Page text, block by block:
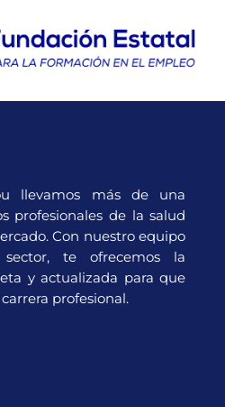
llevamos más de una
profesionales de la salud
Con nuestro equipo
te ofrecemos la
y actualizada para que
profesional.